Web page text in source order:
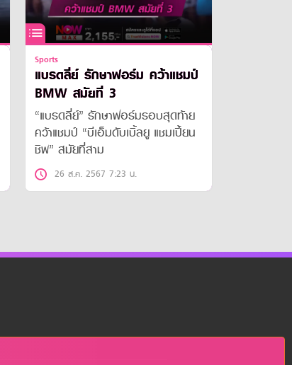
Sports
แบรดลี่ย์ รักษาฟอร์ม คว้าแชมป์
BMW สมัยที่ 3
“แบรดลี่ย์” รักษาฟอร์มรอบสุดท้าย
คว้าแชมป์ “บีเอ็มดับเบิ้ลยู แชมเปี้ยน
ชิพ” สมัยที่สาม
26 ส.ค. 2567 7:23 น.